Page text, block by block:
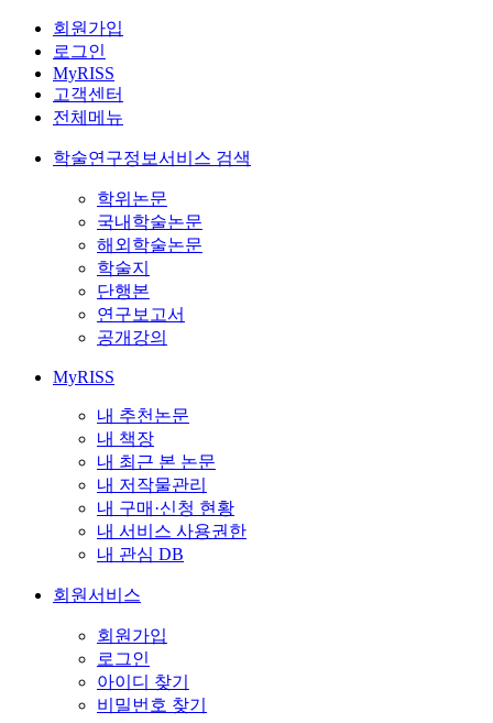
회원가입
로그인
MyRISS
고객센터
전체메뉴
학술연구정보서비스 검색
학위논문
국내학술논문
해외학술논문
학술지
단행본
연구보고서
공개강의
MyRISS
내 추천논문
내 책장
내 최근 본 논문
내 저작물관리
내 구매·신청 현황
내 서비스 사용권한
내 관심 DB
회원서비스
회원가입
로그인
아이디 찾기
비밀번호 찾기